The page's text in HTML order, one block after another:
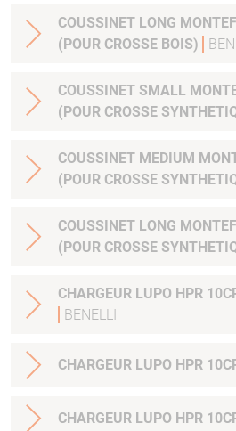
COUSSINET LONG
(POUR CROSSE BOIS)
COUSSINET SMALL
(POUR CROSSE
COUSSINET MEDIUM
(POUR CROSSE
COUSSINET LONG
(POUR CROSSE
CHARGEUR LUPO HPR
BENELLI
CHARGEUR LUPO HPR
CHARGEUR LUPO HPR